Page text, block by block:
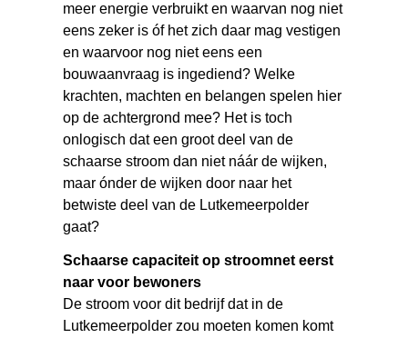
meer energie verbruikt en waarvan nog niet
eens zeker is óf het zich daar mag vestigen
en waarvoor nog niet eens een
bouwaanvraag is ingediend? Welke
krachten, machten en belangen spelen hier
op de achtergrond mee? Het is toch
onlogisch dat een groot deel van de
schaarse stroom dan niet náár de wijken,
maar ónder de wijken door naar het
betwiste deel van de Lutkemeerpolder
gaat?
Schaarse capaciteit op stroomnet eerst
naar voor bewoners
De stroom voor dit bedrijf dat in de
Lutkemeerpolder zou moeten komen komt